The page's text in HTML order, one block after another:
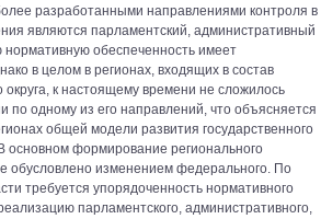
разработанными направлениями контроля в
являются парламентский, административный
обеспеченность имеет
в целом в регионах, входящих в состав
округа, к настоящему времени не сложилось
по одному из его направлений, что объясняется
общей модели развития государственного
основном формирование регионального
обусловлено изменением федерального. По
требуется упорядоченность нормативного
парламентского, административного,